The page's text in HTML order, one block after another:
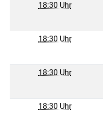
18:30 Uhr
18:30 Uhr
18:30 Uhr
18:30 Uhr